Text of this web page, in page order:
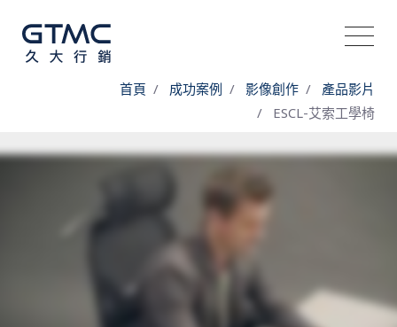
首頁 成功案例 影像創作
產品影片
ESCL-艾索工學椅